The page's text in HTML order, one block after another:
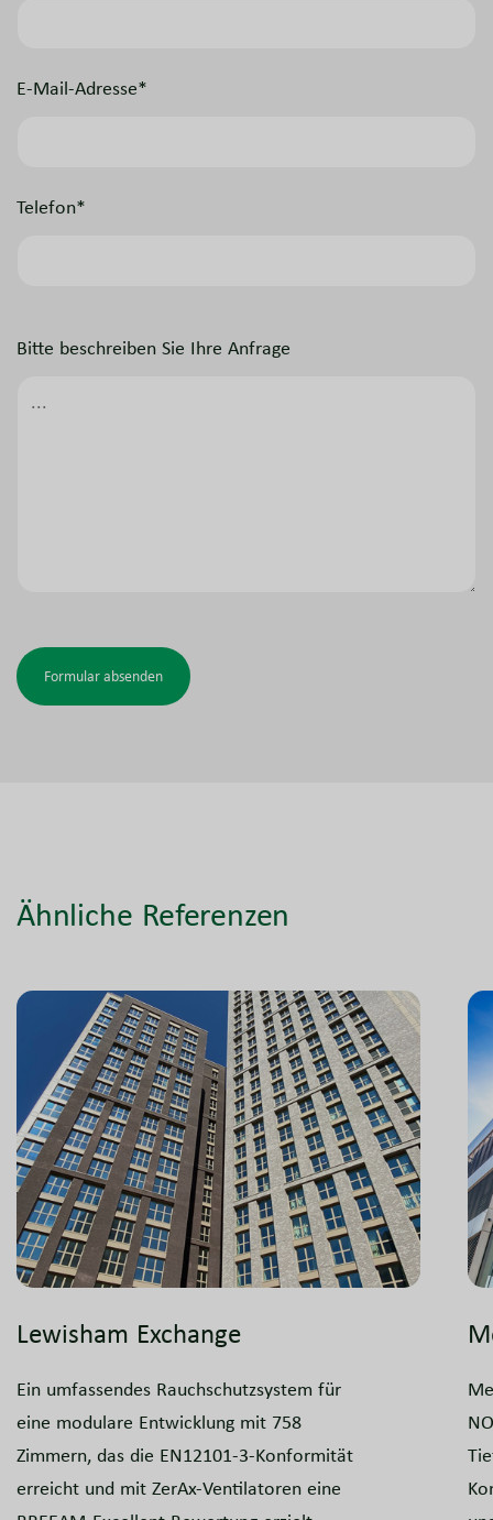
E-Mail-Adresse*
Telefon*
Bitte beschreiben Sie Ihre Anfrage
Formular absenden
Ähnliche Referenzen
Lewisham Exchange
Ein umfassendes Rauchschutzsystem für
eine modulare Entwicklung mit 758
Zimmern, das die EN12101-3-Konformität
erreicht und mit ZerAx-Ventilatoren eine